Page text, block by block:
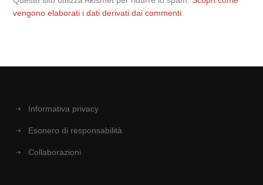
vengono elaborati i dati derivati dai commenti
Informativa privacy
Esonero di responsabilità
Collaborazioni